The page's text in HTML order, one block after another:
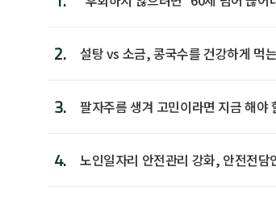
2. 설탕 vs 소금, 콩국수를 건강하게 먹
3. 팔자주름 생겨 고민이라면 지금 해야
4.
노인일자리 안전관리 강화, 안전전담